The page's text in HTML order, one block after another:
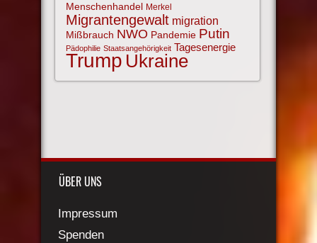
Menschenhandel Merkel
Migrantengewalt migration
Mißbrauch NWO Pandemie Putin
Pädophilie Staatsangehörigkeit Tagesenergie
Trump Ukraine
ÜBER UNS
Impressum
Spenden